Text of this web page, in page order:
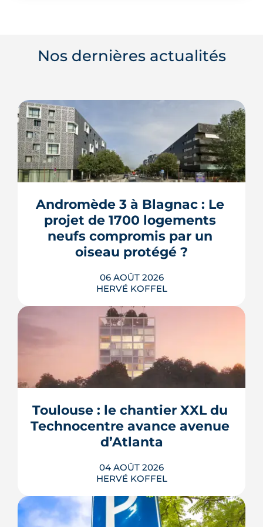
Nos dernières actualités
Andromède 3 à Blagnac : Le
projet de 1700 logements
neufs compromis par un
oiseau protégé ?
06 AOÛT 2026
HERVÉ KOFFEL
La troisième et dernière phase de
l'écoquartier Andromède doit livrer
près de 1 700 logements à partir de
protégé, la cisticole des joncs, contraint
fortement le plan d'aménagement et
repousse un calendrier déjà tendu.
LIRE L'ARTICLE
Toulouse : le chantier XXL du
Technocentre avance avenue
d’Atlanta
04 AOÛT 2026
HERVÉ KOFFEL